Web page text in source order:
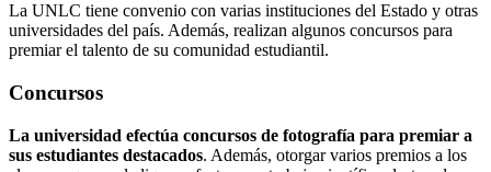
La UNLC tiene convenio con varias instituciones del Estado y otras
universidades del país. Además, realizan algunos concursos para
premiar el talento de su comunidad estudiantil.
Concursos
La universidad efectúa concursos de fotografía para premiar a
sus estudiantes destacados. Además, otorgar varios premios a los